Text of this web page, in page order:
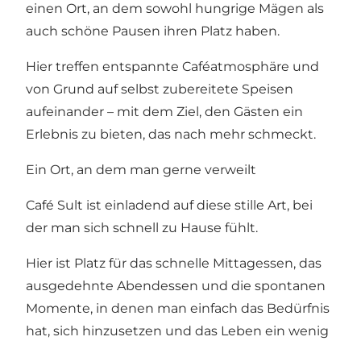
einen Ort, an dem sowohl hungrige Mägen als
auch schöne Pausen ihren Platz haben.
Hier treffen entspannte Caféatmosphäre und
von Grund auf selbst zubereitete Speisen
aufeinander – mit dem Ziel, den Gästen ein
Erlebnis zu bieten, das nach mehr schmeckt.
Ein Ort, an dem man gerne verweilt
Café Sult ist einladend auf diese stille Art, bei
der man sich schnell zu Hause fühlt.
Hier ist Platz für das schnelle Mittagessen, das
ausgedehnte Abendessen und die spontanen
Momente, in denen man einfach das Bedürfnis
hat, sich hinzusetzen und das Leben ein wenig